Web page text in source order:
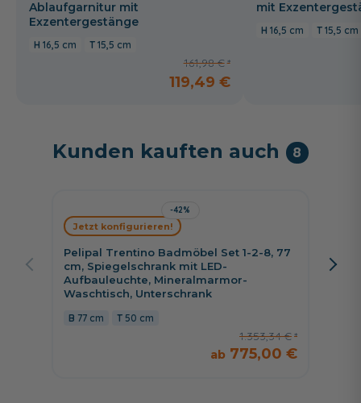
Ablaufgarnitur mit
Exzentergestänge
16,5 cm 15,5 cm
161,98 €
119,49 €
mit
16,5 cm 15,5 cm
Kunden kauften auch 8
-42%
Pelipal Trentino Badmöbel Set 1-2-8, 77
cm, Spiegelschrank mit LED-
Aufbauleuchte, Mineralmarmor-
Waschtisch, Unterschrank
77 cm 50 cm
1.353,34 €
775,00 €
Jetzt konfigurieren!
cm,